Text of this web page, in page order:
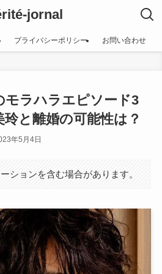
jornal
プライバシーポリシー お問い合わせ
モラハラエピソード3
玲と離婚の可能性は？
年5月4日
ションを含む場合があります。